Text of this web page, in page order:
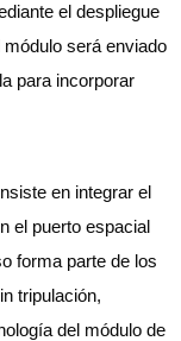
el despliegue
será enviado
para incorporar
en integrar el
el puerto espacial
forma parte de los
tripulación,
del módulo de